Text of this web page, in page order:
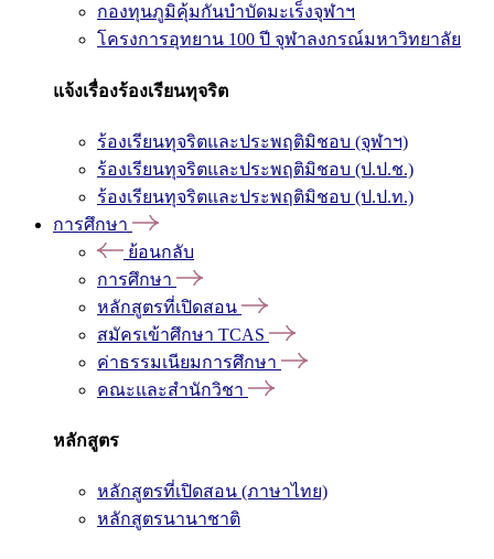
กองทุนภูมิคุ้มกันบำบัดมะเร็งจุฬาฯ
โครงการอุทยาน 100 ปี จุฬาลงกรณ์มหาวิทยาลัย
แจ้งเรื่องร้องเรียนทุจริต
ร้องเรียนทุจริตและประพฤติมิชอบ (จุฬาฯ)
ร้องเรียนทุจริตและประพฤติมิชอบ (ป.ป.ช.)
ร้องเรียนทุจริตและประพฤติมิชอบ (ป.ป.ท.)
การศึกษา
ย้อนกลับ
การศึกษา
หลักสูตรที่เปิดสอน
สมัครเข้าศึกษา TCAS
ค่าธรรมเนียมการศึกษา
คณะและสำนักวิชา
หลักสูตร
หลักสูตรที่เปิดสอน (ภาษาไทย)
หลักสูตรนานาชาติ